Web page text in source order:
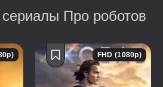
Про роботов
FHD (1080p)